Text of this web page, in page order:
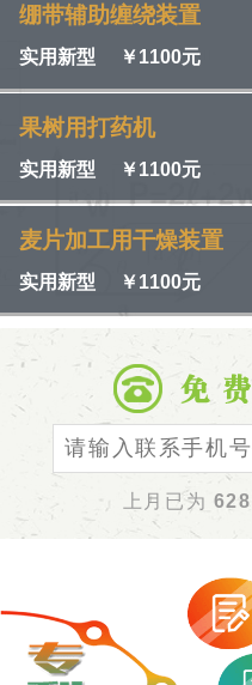
绷带辅助缠绕装置
实用新型 ￥1100元
果树用打药机
实用新型 ￥1100元
麦片加工用干燥装置
实用新型 ￥1100元
上月已为 628